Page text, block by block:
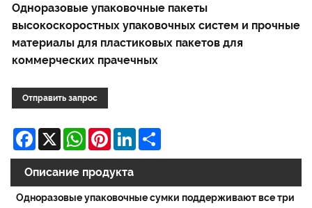
Одноразовые упаковочные пакеты
высокоскоростных упаковочных систем и прочные
материалы для пластиковых пакетов для
коммерческих прачечных
Отправить запрос
Facebook
X WhatsApp
Pinterest
LinkedIn
Описание продукта
Одноразовые упаковочные сумки поддерживают все три